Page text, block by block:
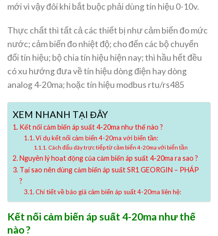
mới vì vậy đôi khi bắt buộc phải dùng tín hiệu 0-10v.
Thực chất thì tất cả các thiết bị như cảm biến đo mức
nước; cảm biến đo nhiệt độ; cho đến các bộ chuyển
đổi tín hiệu; bộ chia tín hiệu hiện nay; thì hầu hết đều
có xu hướng đưa về tín hiệu dòng điện hay dòng
analog 4-20ma; hoặc tín hiệu modbus rtu/rs485
XEM NHANH TẠI ĐÂY
Kết nối cảm biến áp suất 4-20ma như thế nào ?
Ví dụ kết nối cảm biến 4-20ma với biến tần:
Cách đấu dây trực tiếp từ cảm biến 4-20ma với biến tần
Nguyên lý hoạt động của cảm biến áp suất 4-20ma ra sao ?
Tại sao nên dùng cảm biến áp suất SR1 GEORGIN – PHÁP
?
Chi tiết về báo giá cảm biến áp suất 4-20ma liên hệ:
Kết nối cảm biến áp suất 4-20ma như thế
nào ?